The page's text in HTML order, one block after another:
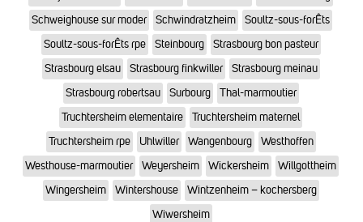
Schweighouse sur moder
Schwindratzheim
Soultz-sous-forÊts
Soultz-sous-forÊts rpe
Steinbourg
Strasbourg bon pasteur
Strasbourg elsau
Strasbourg finkwiller
Strasbourg meinau
Strasbourg robertsau
Surbourg
Thal-marmoutier
Truchtersheim elementaire
Truchtersheim maternel
Truchtersheim rpe
Uhlwiller Wangenbourg
Westhoffen
Westhouse-marmoutier
Weyersheim Wickersheim
Willgottheim
Wingersheim
Wintershouse
Wintzenheim – kochersberg
Wiwersheim